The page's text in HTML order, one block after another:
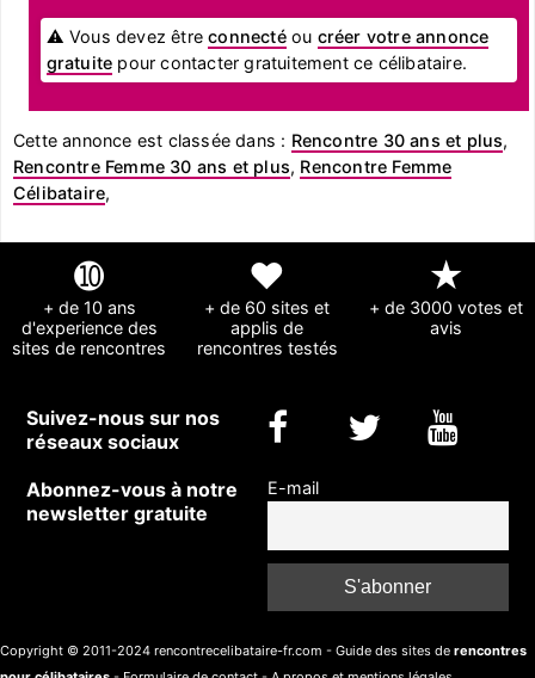
⚠ Vous devez êtreconnectéou créer votre annonce
gratuite pour contacter gratuitement ce célibataire.
Cette annonce est classée dans : Rencontre 30 ans et plus,
Rencontre Femme 30 ans et plus, Rencontre Femme
Célibataire,
➓
+ de 10 ans
d'experience des
sites de rencontres
❤
+ de 60 sites et
applis de
rencontres testés
★
+ de 3000 votes et
avis
Suivez-nous sur nos
réseaux sociaux
Abonnez-vous à notre
newsletter gratuite
E-mail
Copyright © 2011-2024 rencontrecelibataire-fr.com - Guide des sites de rencontres